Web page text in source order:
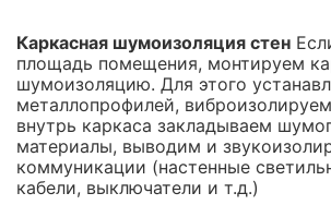
Каркасная шумоизоляция стен
площадь помещения, монтируем
шумоизоляцию. Для этого
металлопрофилей,
внутрь каркаса закладываем
материалы, выводим и
коммуникации (настенные
кабели, выключатели и т.д.)